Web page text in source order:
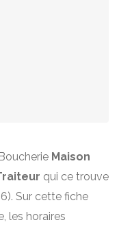
Maison
qui ce trouve
Sur cette fiche
les horaires